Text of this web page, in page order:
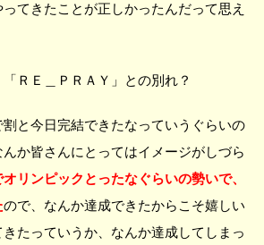
てきたことが正しかったんだって思え
ＲＥ＿ＰＲＡＹ」との別れ？
と今日完結できたなっていうぐらいの
か皆さんにとってはイメージがしづら
リンピックとったなぐらいの勢いで、
ので、なんか達成できたからこそ嬉しい
たっていうか、なんか達成してしまっ